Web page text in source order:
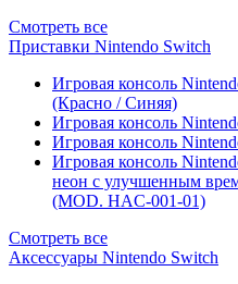
Смотреть все
Приставки Nintendo Switch
Игровая консоль
(Красно / Синяя)
Игровая консоль
Игровая консоль
Игровая консоль
неон с улучшенным
(MOD. HAC-001-01)
Смотреть все
Аксессуары Nintendo Switch